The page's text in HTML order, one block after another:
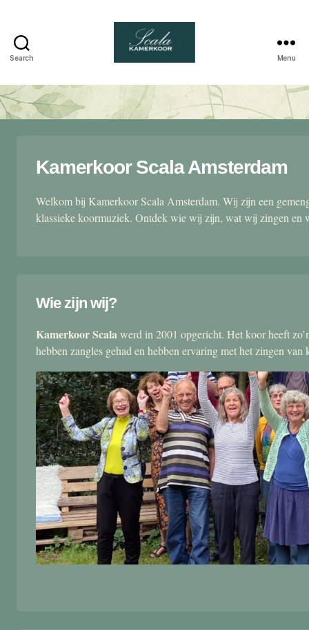
Search
kamerkoor
Menu
Kamerkoor Scala Amsterdam
Welkom bij Kamerkoor Scala Amsterdam. Wij zijn een
klassieke koormuziek. Ontdek wie wij zijn, wat wij zingen en
Wie zijn wij?
Kamerkoor Scalawerd in 2001 opgericht. Het koor heeft
hebben zangles gehad en hebben ervaring met het zingen van